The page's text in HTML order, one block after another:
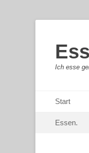
Ich esse
zum
Start
zum
Essen.